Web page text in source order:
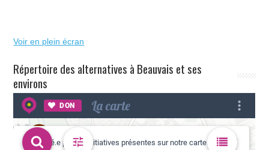
Voir en plein écran
Répertoire des alternatives à Beauvais et ses
environs